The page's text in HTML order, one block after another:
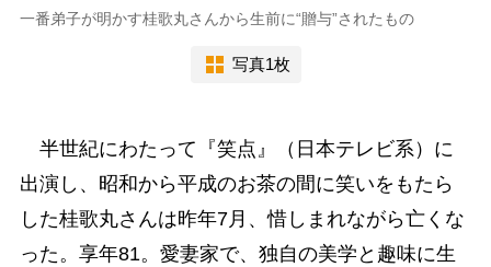
一番弟子が明かす桂歌丸さんから生前に“贈与”されたもの
写真1枚
半世紀にわたって『笑点』（日本テレビ系）に
出演し、昭和から平成のお茶の間に笑いをもたら
した桂歌丸さんは昨年7月、惜しまれながら亡くな
った。享年81。愛妻家で、独自の美学と趣味に生